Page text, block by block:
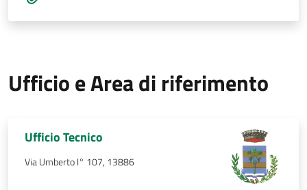
Ufficio e Area di riferimento
Ufficio Tecnico
Via Umberto I° 107, 13886